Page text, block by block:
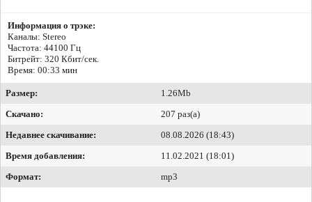
Информация о трэке:
Каналы: Stereo
Частота: 44100 Гц
Битрейт: 320 Кбит/сек.
Время: 00:33 мин
Размер:
1.26Mb
Скачано:
207 раз(а)
Недавнее скачивание:
08.08.2026 (18:43)
Время добавления:
11.02.2021 (18:01)
Формат:
mp3